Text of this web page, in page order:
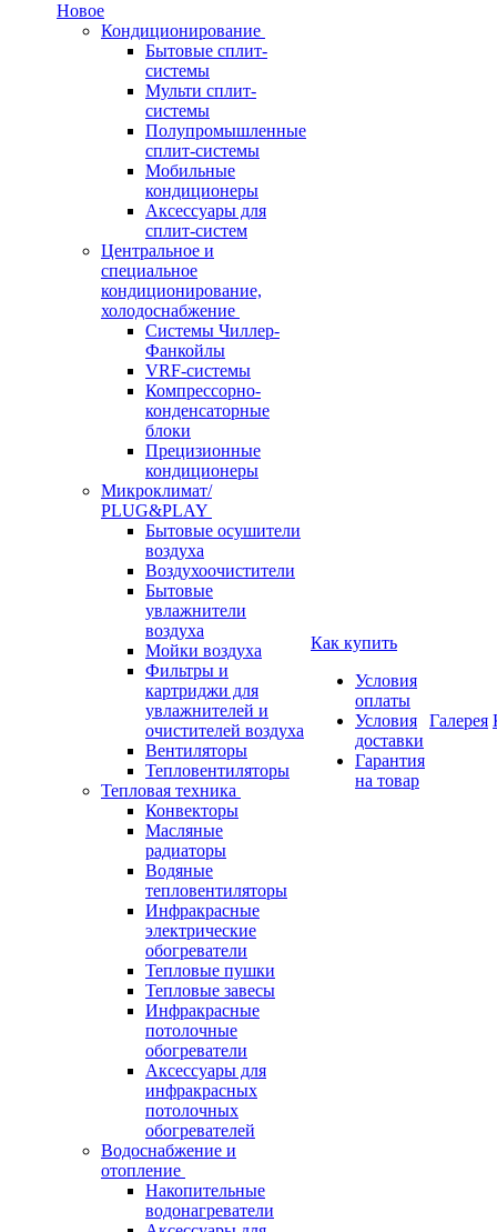
Новое
Кондиционирование
Бытовые сплит-
системы
Мульти сплит-
системы
Полупромышленные
сплит-системы
Мобильные
кондиционеры
Аксессуары для
сплит-систем
Центральное и
специальное
кондиционирование,
холодоснабжение
Системы Чиллер-
Фанкойлы
VRF-системы
Компрессорно-
конденсаторные
блоки
Прецизионные
кондиционеры
Микроклимат/
PLUG&PLAY
Бытовые осушители
воздуха
Воздухоочистители
Бытовые
увлажнители
воздуха
Мойки воздуха
Фильтры и
картриджи для
увлажнителей и
очистителей воздуха
Вентиляторы
Тепловентиляторы
Тепловая техника
Конвекторы
Масляные
радиаторы
Водяные
тепловентиляторы
Инфракрасные
электрические
обогреватели
Тепловые пушки
Тепловые завесы
Инфракрасные
потолочные
обогреватели
Аксессуары для
инфракрасных
потолочных
обогревателей
Водоснабжение и
отопление
Накопительные
водонагреватели
Как купить
Условия
оплаты
Условия
доставки
Гарантия
на товар
Галерея